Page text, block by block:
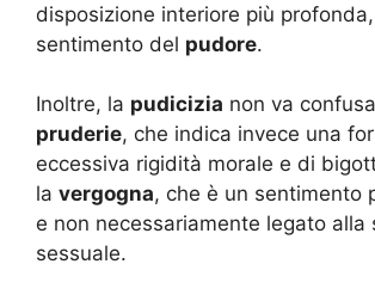
disposizione interiore più
sentimento del pudore.
Inoltre, la pudicizia non va
pruderie, che indica invece una
eccessiva rigidità morale e di
la vergogna, che è un sentimento
e non necessariamente legato alla
sessuale.